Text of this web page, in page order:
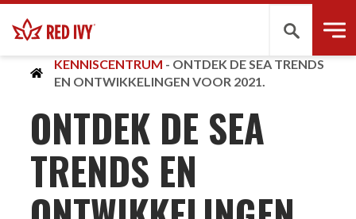
Zoeken
KENNISCENTRUM - ONTDEK DE SEA TRENDS
EN ONTWIKKELINGEN VOOR 2021.
ONTDEK DE SEA
TRENDS EN